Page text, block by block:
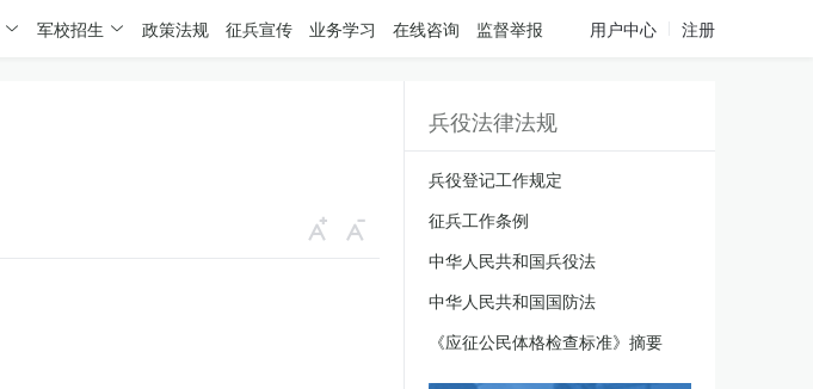
军校招生 政策法规 征兵宣传 业务学习 在线咨询 监督举报 用户中心 注册
兵役法律法规
兵役登记工作规定
征兵工作条例
中华人民共和国兵役法
中华人民共和国国防法
《应征公民体格检查标准》摘要